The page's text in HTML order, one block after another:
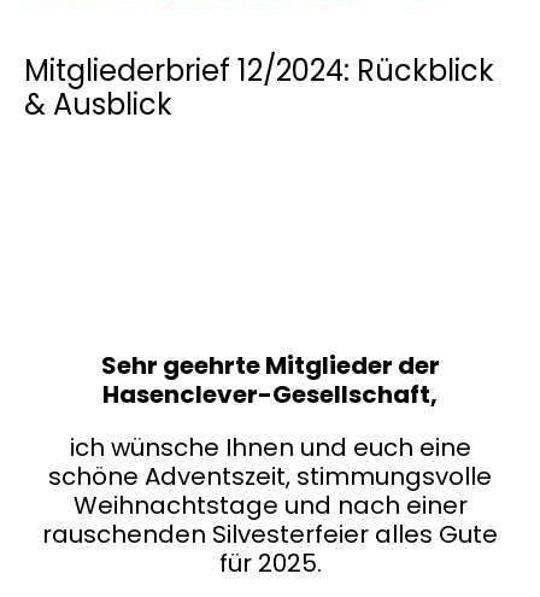
Mitgliederbrief 12/2024: Rückblick
& Ausblick
Sehr geehrte Mitglieder der
Hasenclever-Gesellschaft,
ich wünsche Ihnen und euch eine
schöne Adventszeit, stimmungsvolle
Weihnachtstage und nach einer
rauschenden Silvesterfeier alles Gute
für 2025.